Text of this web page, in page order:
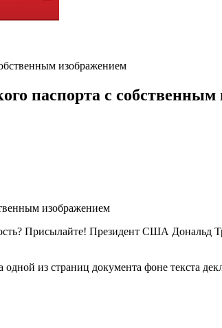
изображением
паспорта с
Присылайте! Президент США Дональд
из страниц документа фоне текста